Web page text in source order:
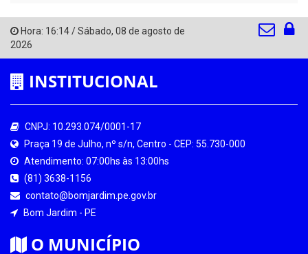
Hora: 16:14/Sábado, 08 de agosto de
2026
INSTITUCIONAL
CNPJ: 10.293.074/0001-17
Praça 19 de Julho, nº s/n, Centro - CEP: 55.730-000
Atendimento: 07:00hs às 13:00hs
(81) 3638-1156
contato@bomjardim.pe.gov.br
Bom Jardim - PE
O MUNICÍPIO